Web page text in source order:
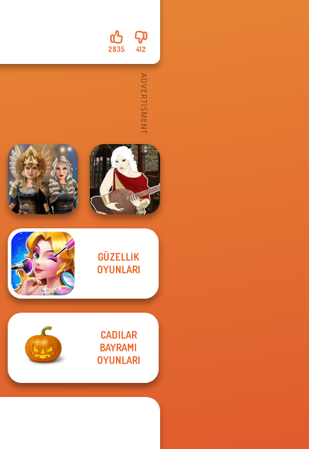
412
2835
Norse
Goddesses
Manga Creator -
Fantasy World...
GÜZELLIK
OYUNLARI
CADILAR
BAYRAMI
OYUNLARI